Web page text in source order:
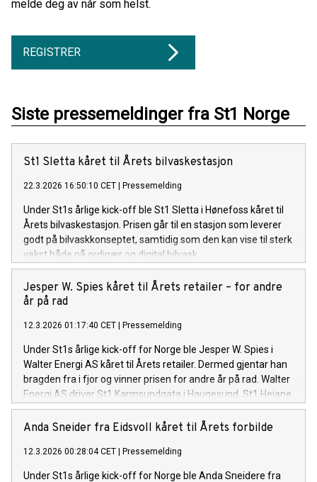
melde deg av når som helst.
REGISTRER
Siste pressemeldinger fra St1 Norge
St1 Sletta kåret til Årets bilvaskestasjon
22.3.2026 16:50:10 CET | Pressemelding
Under St1s årlige kick-off ble St1 Sletta i Hønefoss kåret til
Årets bilvaskestasjon. Prisen går til en stasjon som leverer
godt på bilvaskkonseptet, samtidig som den kan vise til sterk
vekst både på ordinær og digital bilvask.
Jesper W. Spies kåret til Årets retailer – for andre
år på rad
12.3.2026 01:17:40 CET | Pressemelding
Under St1s årlige kick-off for Norge ble Jesper W. Spies i
Walter Energi AS kåret til Årets retailer. Dermed gjentar han
bragden fra i fjor og vinner prisen for andre år på rad. Walter
Energi AS driver St1 Karmsundgata i Haugesund, St1 Heiane
på Stord og St1 Karmøy i Kopervik.
Anda Sneider fra Eidsvoll kåret til Årets forbilde
12.3.2026 00:28:04 CET | Pressemelding
Under St1s årlige kick-off for Norge ble Anda Sneidere fra